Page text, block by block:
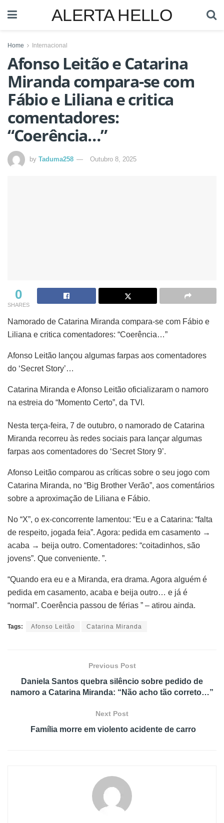
ALERTA HELLO
Home Internacional
Afonso Leitão e Catarina
Miranda compara-se com
Fábio e Liliana e critica
comentadores:
“Coerência…”
by Taduma258 Outubro 8, 2025
0
SHARES
Namorado de Catarina Miranda compara-se com Fábio e
Liliana e critica comentadores: “Coerência…”
Afonso Leitão lançou algumas farpas aos comentadores
do ‘Secret Story’…
Catarina Miranda e Afonso Leitão oficializaram o namoro
na estreia do “Momento Certo”, da TVI.
Nesta terça-feira, 7 de outubro, o namorado de Catarina
Miranda recorreu às redes sociais para lançar algumas
farpas aos comentadores do ‘Secret Story 9’.
Afonso Leitão comparou as críticas sobre o seu jogo com
Catarina Miranda, no “Big Brother Verão”, aos comentários
sobre a aproximação de Liliana e Fábio.
No “X”, o ex-concorrente lamentou: “Eu e a Catarina: “falta
de respeito, jogada feia”. Agora: pedida em casamento →
acaba → beija outro. Comentadores: “coitadinhos, são
jovens”. Que conveniente. ”.
“Quando era eu e a Miranda, era drama. Agora alguém é
pedida em casamento, acaba e beija outro… e já é
“normal”. Coerência passou de férias ” – atirou ainda.
Tags: Afonso Leitão Catarina Miranda
Previous Post
Daniela Santos quebra silêncio sobre pedido de
namoro a Catarina Miranda: “Não acho tão correto…”
Next Post
Família morre em violento acidente de carro